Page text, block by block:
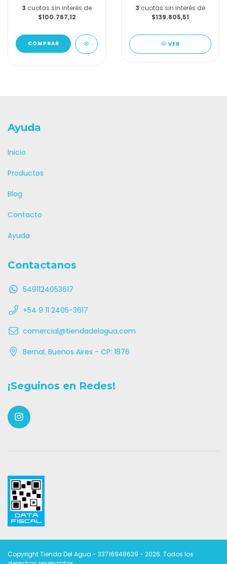
3 cuotas sin interés de
$100.767,12
3 cuotas sin interés de
$139.805,51
VER
Ayuda
Inicio
Productos
Blog
Contacto
Ayuda
Contactanos
5491124053617
+54 9 11 2405-3617
comercial@tiendadelagua.com
Bernal, Buenos Aires - CP: 1876
¡Seguinos en Redes!
Copyright Tienda Del Agua - 33716948639 - 2026. Todos los